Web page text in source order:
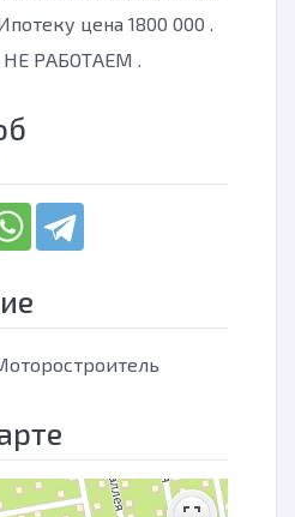
цена 1800 000 .
РАБОТАЕМ .